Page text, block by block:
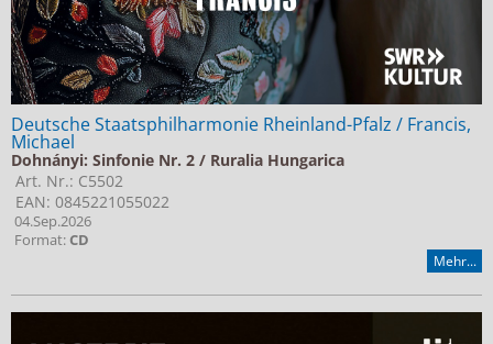
Deutsche Staatsphilharmonie Rheinland-Pfalz / Francis,
Michael
Dohnányi: Sinfonie Nr. 2 / Ruralia Hungarica
Art. Nr.: C5502
EAN: 0845221055022
04.Sep.2026
Format:CD
Mehr...